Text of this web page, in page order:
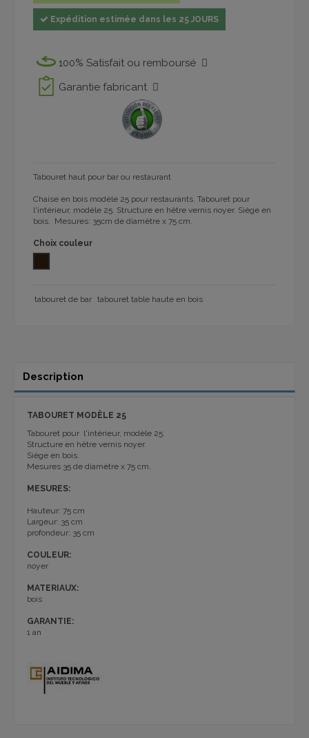
Expédition estimée dans les 25 JOURS
100% Satisfait ou remboursé
Garantie fabricant
Tabouret haut pour bar ou restaurant
Chaise en bois modèle 25 pour restaurants. Tabouret pour
l'intérieur, modèle 25. Structure en hêtre vernis noyer. Siège en
bois. Mesures: 35cm de diamètre x 75 cm.
Choix couleur
tabouret de bar tabouret table haute en bois
Description
TABOURET MODÈLE 25
Tabouret pour l'intérieur, modèle 25.
Structure en hêtre vernis noyer.
Siège en bois.
Mesures 35 de diamètre x 75 cm.
MESURES:
Hauteur: 75 cm
Largeur: 35 cm
profondeur: 35 cm
COULEUR:
noyer
MATERIAUX:
bois
GARANTIE:
1 an